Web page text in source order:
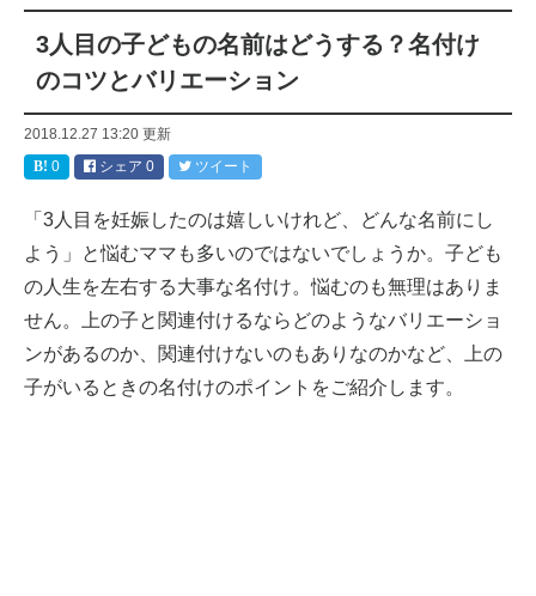
3人目の子どもの名前はどうする？名付け
のコツとバリエーション
2018.12.27 13:20 更新
0
シェア 0 ツイート
「3人目を妊娠したのは嬉しいけれど、どんな名前にし
よう」と悩むママも多いのではないでしょうか。子ども
の人生を左右する大事な名付け。悩むのも無理はありま
せん。上の子と関連付けるならどのようなバリエーショ
ンがあるのか、関連付けないのもありなのかなど、上の
子がいるときの名付けのポイントをご紹介します。